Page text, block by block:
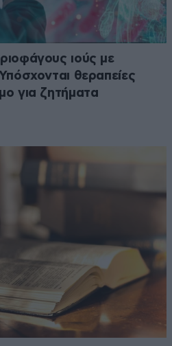
ιούς με
θεραπείες
για ζητήματα